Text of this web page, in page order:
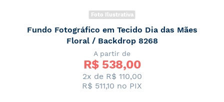
Foto Ilustrativa
Fundo Fotográfico em Tecido Dia das Mães
Floral / Backdrop 8268
A partir de
R$ 538,00
2x de R$ 110,00
R$ 511,10 no PIX